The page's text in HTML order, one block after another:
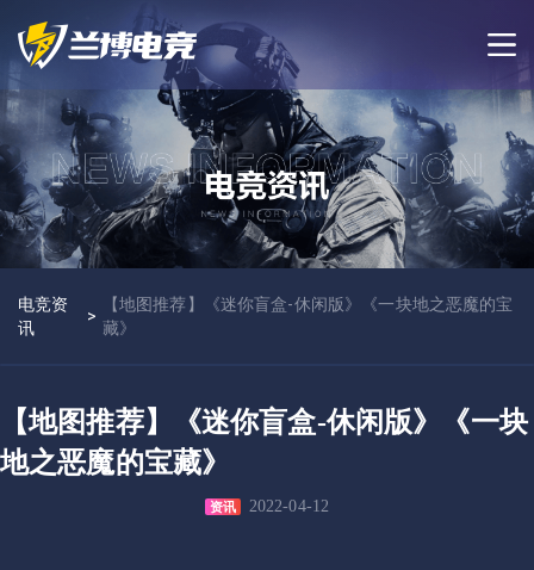
电竞资
讯
>
【地图推荐】《迷你盲盒-休闲版》《一块地之恶魔的宝
藏》
【地图推荐】《迷你盲盒-休闲版》《一块
地之恶魔的宝藏》
资讯 2022-04-12